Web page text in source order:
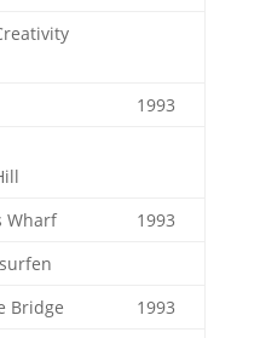
1993
Wharf
1993
Bridge
1993